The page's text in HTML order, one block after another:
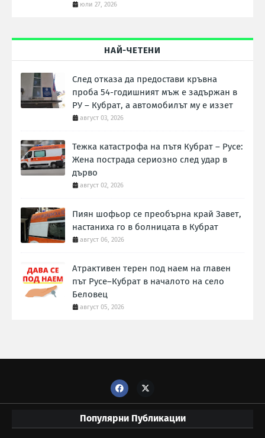
юли 27, 2026
НАЙ-ЧЕТЕНИ
След отказа да предостави кръвна
проба 54-годишният мъж е задържан в
РУ – Кубрат, а автомобилът му е иззет
август 03, 2026
Тежка катастрофа на пътя Кубрат – Русе:
Жена пострада сериозно след удар в
дърво
август 02, 2026
Пиян шофьор се преобърна край Завет,
настаниха го в болницата в Кубрат
август 06, 2026
Атрактивен терен под наем на главен
път Русе–Кубрат в началото на село
Беловец
август 05, 2026
Популярни Публикации